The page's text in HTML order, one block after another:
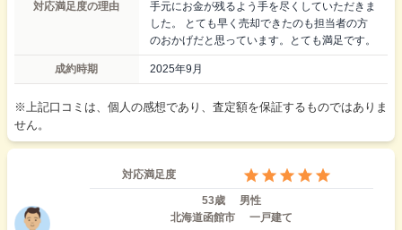
対応満足度の理由
手元にお金が残るよう手を尽くしていただきま
した。 とても早く売却できたのも担当者の方
のおかげだと思っています。とても満足です。
成約時期 2025年9月
※上記口コミは、個人の感想であり、査定額を保証するものではありま
せん。
対応満足度
53歳
男性
北海道函館市
一戸建て